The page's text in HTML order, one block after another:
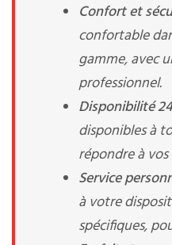
Confort et
confortable
gamme, avec
professionnel.
Disponibilité
disponibles à
répondre à vos
Service
à votre
spécifiques,